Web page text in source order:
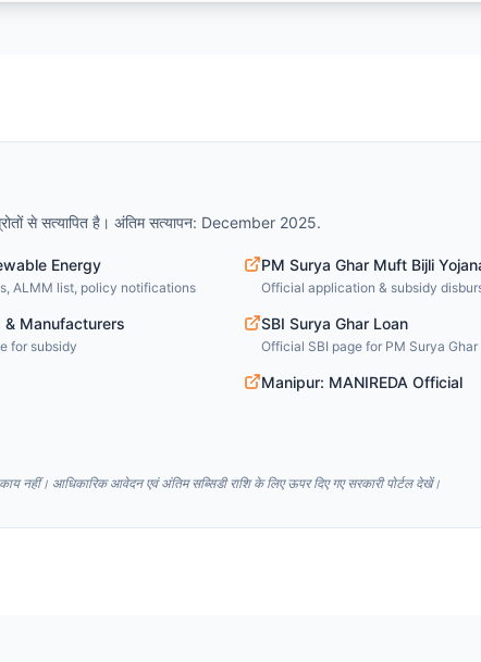
से सत्यापित है। अंतिम सत्यापन: December 2025.
Energy
ALMM list, policy notifications
PM Surya Ghar Muft Bijli
Official application & subsidy
Manufacturers
for subsidy
SBI Surya Ghar Loan
Official SBI page for PM Surya
Manipur: MANIREDA Official
नहीं। आधिकारिक आवेदन एवं अंतिम सब्सिडी राशि के लिए ऊपर दिए गए सरकारी पोर्टल देखें।